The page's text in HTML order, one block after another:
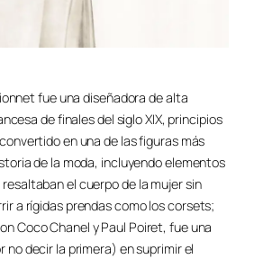
fue una diseñadora de alta
de finales del siglo XIX, principios
en una de las figuras más
de la moda, incluyendo elementos
el cuerpo de la mujer sin
a rígidas prendas como los corsets;
Coco Chanel y Paul Poiret, fue una
no decir la primera) en suprimir el